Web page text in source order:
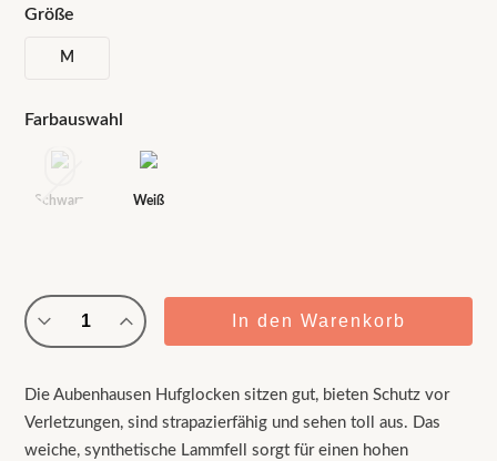
war:
50,00 €
ist:
45,00 €.
Größe
M
Farbauswahl
Schwarz Weiß
2er-
Set
Menge
In den Warenkorb
Die Aubenhausen Hufglocken sitzen gut, bieten Schutz vor
Verletzungen, sind strapazierfähig und sehen toll aus. Das
weiche, synthetische Lammfell sorgt für einen hohen